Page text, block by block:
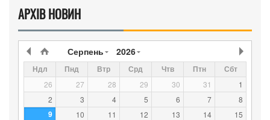
АРХІВ НОВИН
Серпень 2026
Ндл Пнд Втр Срд Чтв Птн Сбт
26 27 28 29 30 31
1
2
3 4 5 6 7 8
9 10 11 12 13 14
15